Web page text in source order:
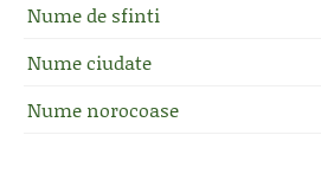
Nume de sfinti
Nume ciudate
Nume norocoase